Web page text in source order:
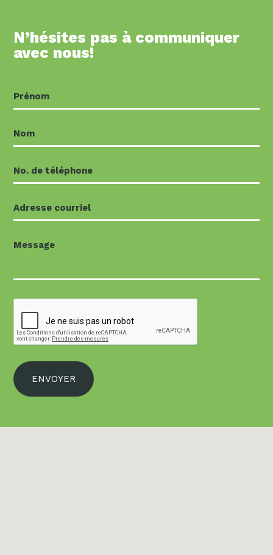
N’hésites pas à communiquer
avec nous!